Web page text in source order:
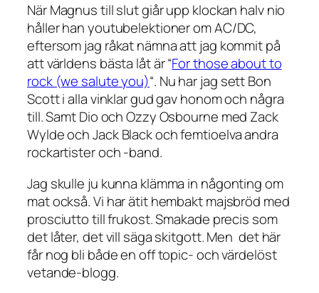
När Magnus till slut giår upp klockan halv nio
håller han youtubelektioner om AC/DC,
eftersom jag råkat nämna att jag kommit på
att världens bästa låt är “For those about to
rock (we salute you)“. Nu har jag sett Bon
Scott i alla vinklar gud gav honom och några
till. Samt Dio och Ozzy Osbourne med Zack
Wylde och Jack Black och femtioelva andra
rockartister och -band.
Jag skulle ju kunna klämma in någonting om
mat också. Vi har ätit hembakt majsbröd med
prosciutto till frukost. Smakade precis som
det låter, det vill säga skitgott. Men det här
får nog bli både en off topic- och värdelöst
vetande-blogg.